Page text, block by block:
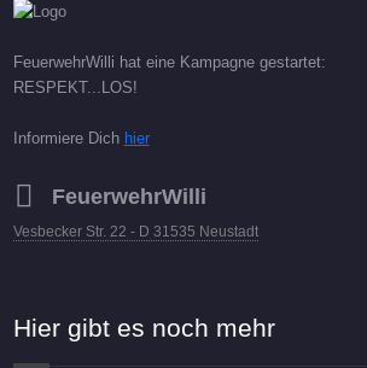
FeuerwehrWilli hat eine Kampagne gestartet:
RESPEKT...LOS!
Informiere Dich hier
FeuerwehrWilli
Vesbecker Str. 22 - D 31535 Neustadt
Hier gibt es noch mehr